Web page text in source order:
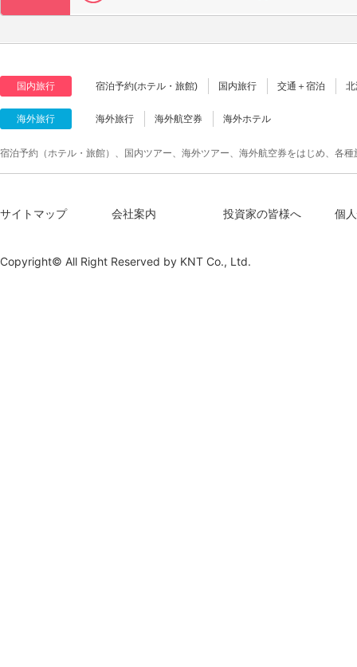
国内旅行 宿泊予約(ホテル・旅館) 国内旅行 交通＋宿泊
海外旅行 海外旅行 海外航空券 海外ホテル
宿泊予約（ホテル・旅館）、国内ツアー、海外ツアー、海外航空券をはじめ、各
サイトマップ 会社案内 投資家の皆様へ 個
Copyright© All Right Reserved by KNT Co., Ltd.